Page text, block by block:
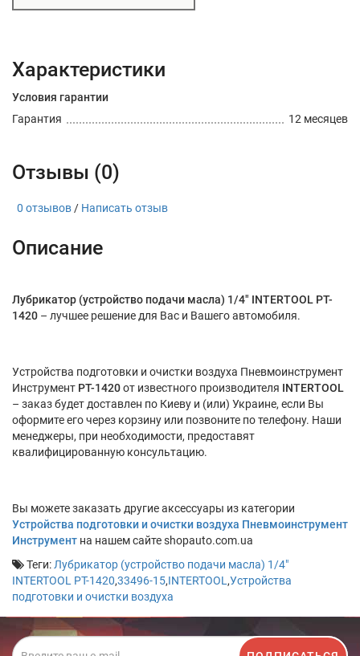
Характеристики
Условия гарантии
Гарантия
12 месяцев
Отзывы (0)
0 отзывов / Написать отзыв
Описание
Лубрикатор (устройство подачи масла) 1/4" INTERTOOL PT-
1420 – лучшее решение для Вас и Вашего автомобиля.
Устройства подготовки и очистки воздуха Пневмоинструмент
Инструмент PT-1420от известного производителя INTERTOOL
– заказ будет доставлен по Киеву и (или) Украине, если Вы
оформите его через корзину или позвоните по телефону. Наши
менеджеры, при необходимости, предоставят
квалифицированную консультацию.
Вы можете заказать другие аксессуары из категории
Устройства подготовки и очистки воздуха Пневмоинструмент
Инструмент на нашем сайте shopauto.com.ua
Теги: Лубрикатор (устройство подачи масла) 1/4"
INTERTOOL PT-1420,33496-15,INTERTOOL ,Устройства
подготовки и очистки воздуха